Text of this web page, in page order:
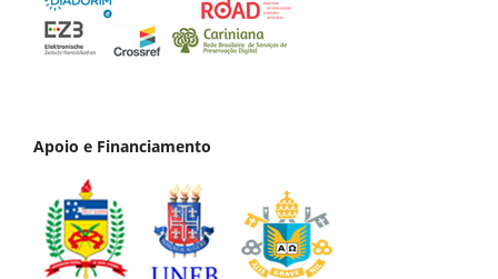
Apoio e Financiamento